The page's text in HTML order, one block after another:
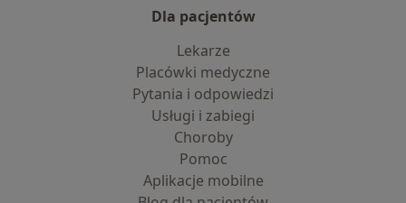
Dla pacjentów
Lekarze
Placówki medyczne
Pytania i odpowiedzi
Usługi i zabiegi
Choroby
Pomoc
Aplikacje mobilne